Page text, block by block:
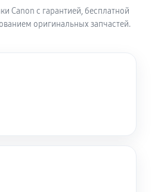
60 минут
Canon с гарантией, бесплатной
оригинальных запчастей.